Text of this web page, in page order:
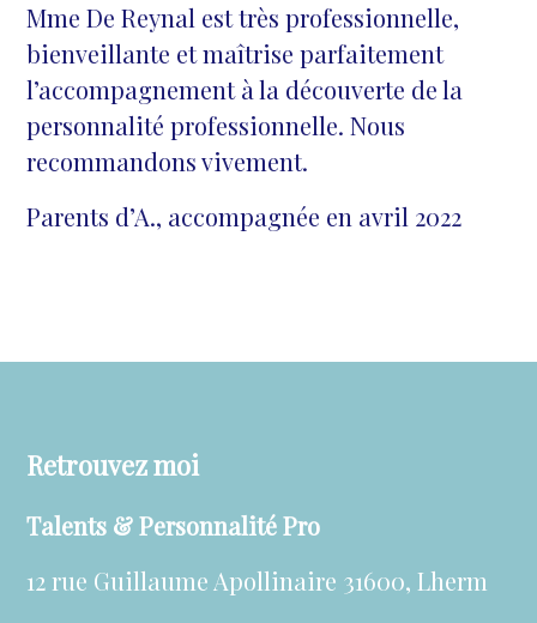
Mme De Reynal est très professionnelle,
bienveillante et maîtrise parfaitement
l’accompagnement à la découverte de la
personnalité professionnelle. Nous
recommandons vivement.
Parents d’A., accompagnée en avril 2022
Retrouvez moi
Talents & Personnalité Pro
12 rue Guillaume Apollinaire 31600, Lherm